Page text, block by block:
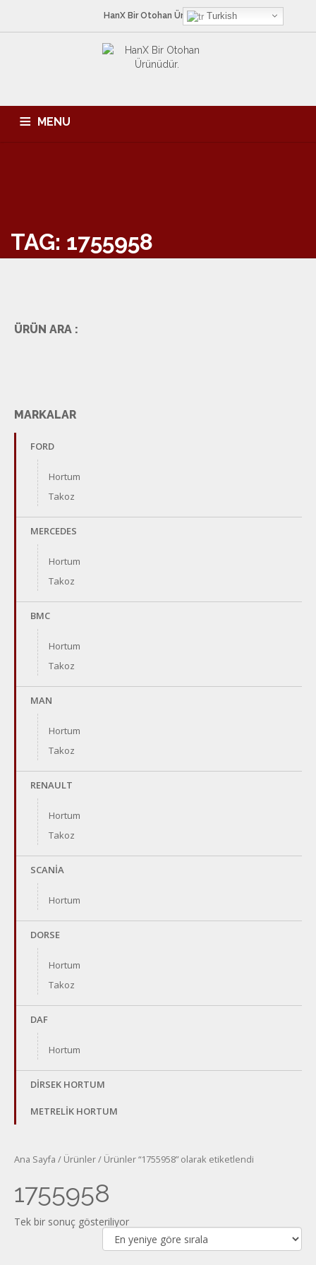
HanX BirOtohan Ürünüdür.
MENU
TAG: 1755958
ÜRÜN ARA :
MARKALAR
FORD
Hortum
Takoz
MERCEDES
Hortum
Takoz
BMC
Hortum
Takoz
MAN
Hortum
Takoz
RENAULT
Hortum
Takoz
SCANİA
Hortum
DORSE
Hortum
Takoz
DAF
Hortum
DİRSEK HORTUM
METRELİK HORTUM
Ana Sayfa / Ürünler/ Ürünler “1755958” olarak etiketlendi
1755958
Tek bir sonuç gösteriliyor
Turkish